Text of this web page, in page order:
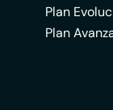
Plan
Plan